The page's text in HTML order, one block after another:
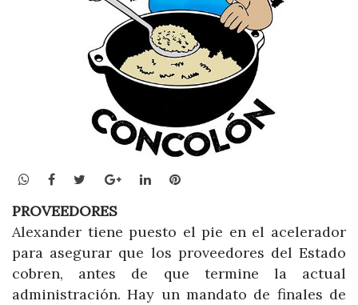
WhatsApp
Facebook
TwitterGoogle+LinkedInPinterest
PROVEEDORES
Alexander tiene puesto el pie en el acelerador
para asegurar que los proveedores del Estado
cobren, antes de que termine la actual
administración. Hay un mandato de finales de